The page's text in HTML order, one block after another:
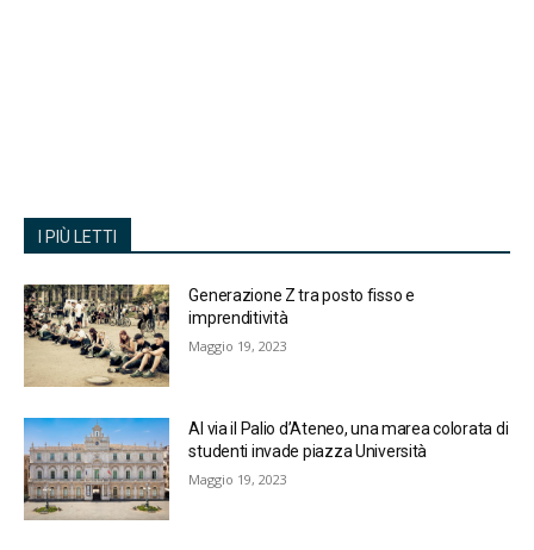
I PIÙ LETTI
Generazione Z tra posto fisso e
imprenditività
Maggio 19, 2023
Al via il Palio d’Ateneo, una marea colorata di
studenti invade piazza Università
Maggio 19, 2023